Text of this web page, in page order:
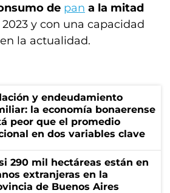
de pan a la mitad
y con una capacidad
la actualidad.
y endeudamiento
la economía bonaerense
peor que el promedio
en dos variables clave
290 mil hectáreas están en
extranjeras en la
de Buenos Aires